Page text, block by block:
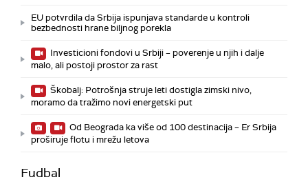
EU potvrdila da Srbija ispunjava standarde u kontroli
bezbednosti hrane biljnog porekla
Investicioni fondovi u Srbiji – poverenje u njih i dalje
malo, ali postoji prostor za rast
Škobalj: Potrošnja struje leti dostigla zimski nivo,
moramo da tražimo novi energetski put
Od Beograda ka više od 100 destinacija – Er Srbija
proširuje flotu i mrežu letova
Fudbal